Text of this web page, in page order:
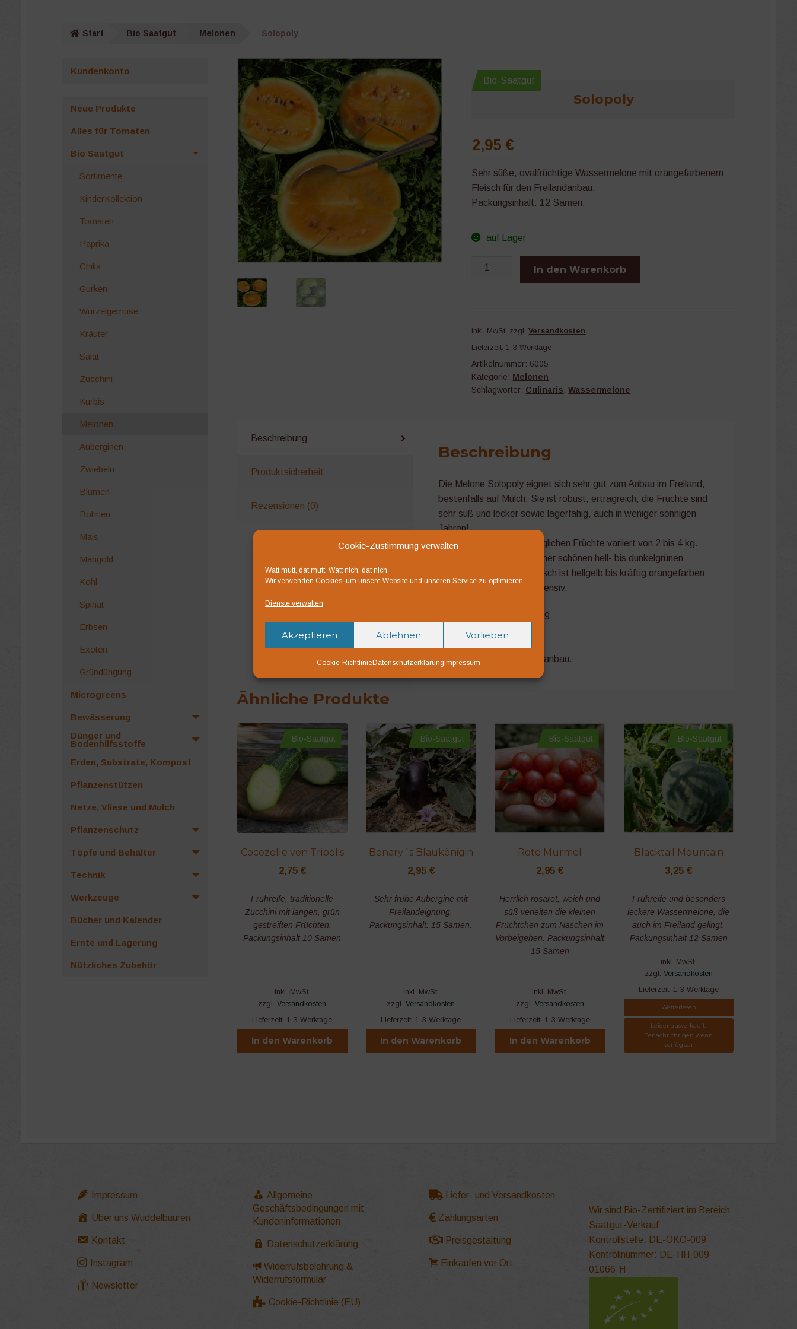
Cookie-Zustimmung verwalten
Watt mutt, dat mutt. Watt nich, dat nich.
Wir verwenden Cookies, um unsere Website und unseren Service zu optimieren.
Dienste verwalten
Akzeptieren Ablehnen Vorlieben
Cookie-RichtlinieDatenschutzerklärung Impressum
Start Bio Saatgut Melonen Solopoly
Bio-Saatgut
Solopoly
2,95€
Sehr süße, ovalfrüchtige Wassermelone mit orangefarbenem
Fleisch für den Freilandanbau.
Packungsinhalt: 12 Samen.
auf Lager
Solopoly
In den Warenkorb
inkl. MwSt. zzgl.Versandkosten
Lieferzeit: 1-3 Werktage
Artikelnummer: 6005
Kategorie: Melonen
Schlagwörter: Culinaris,Wassermelone
Beschreibung
Produktsicherheit
Rezensionen (0)
Beschreibung
Die Melone Solopoly eignet sich sehr gut zum Anbau im Freiland,
bestenfalls auf Mulch. Sie ist robust, ertragreich, die Früchte sind
sehr süß und lecker sowie lagerfähig, auch in weniger sonnigen
Jahren!
Das Gewicht der oval länglichen Früchte variiert von 2 bis 4 kg.
Die Schale ist glatt mit einer schönen hell- bis dunkelgrünen
Maserung. Das Fruchtfleisch ist hellgelb bis kräftig orangefarben
und duftet bei Vollreife intensiv.
Bio-Saatgut DE-ÖKO-039
Deutsche Landwirtschaft
Saatgut für den Versuchsanbau.
Ähnliche Produkte
Bio-Saatgut
Cocozelle von Tripolis
2,75 €
Frühreife, traditionelle
Zucchini mit langen, grün
gestreiften Früchten.
Packungsinhalt 10 Samen
inkl. MwSt.
zzgl.Versandkosten
Lieferzeit: 1-3 Werktage
In den Warenkorb
Bio-Saatgut
Benary´s Blaukönigin
2,95 €
Sehr frühe Aubergine mit
Freilandeignung.
Packungsinhalt: 15 Samen.
inkl. MwSt.
zzgl.Versandkosten
Lieferzeit: 1-3 Werktage
In den Warenkorb
Bio-Saatgut
Rote Murmel
2,95€
Herrlich rosarot, weich und
süß verleiten die kleinen
Früchtchen zum Naschen im
Vorbeigehen. Packungsinhalt
15 Samen
inkl. MwSt.
zzgl. Versandkosten
Lieferzeit: 1-3 Werktage
In den Warenkorb
Bio-Saatgut
Blacktail Mountain
3,25€
Frühreife und besonders
leckere Wassermelone, die
auch im Freiland gelingt.
Packungsinhalt 12 Samen
inkl. MwSt.
zzgl. Versandkosten
Lieferzeit: 1-3 Werktage
Weiterlesen
Leider ausverkauft.
Benachrichtigen wenn
verfügbar
Kundenkonto
Neue Produkte
Alles für Tomaten
Bio Saatgut
Sortimente
KinderKollektion
Tomaten
Paprika
Chilis
Gurken
Wurzelgemüse
Kräuter
Salat
Zucchini
Kürbis
Melonen
Auberginen
Zwiebeln
Blumen
Bohnen
Mais
Mangold
Kohl
Spinat
Erbsen
Exoten
Gründüngung
Microgreens
Bewässerung
Dünger und
Bodenhilfsstoffe
Erden, Substrate, Kompost
Pflanzenstützen
Netze, Vliese und Mulch
Pflanzenschutz
Töpfe und Behälter
Technik
Werkzeuge
Bücher und Kalender
Ernte und Lagerung
Nützliches Zubehör
Impressum
Über uns Wuddelbuuren
Kontakt
Instagram
Newsletter
Allgemeine
Geschäftsbedingungen mit
Kundeninformationen
Datenschutzerklärung
Widerrufsbelehrung &
Widerrufsformular
Cookie-Richtlinie (EU)
Liefer- und Versandkosten
Zahlungsarten
Preisgestaltung
Einkaufen vor Ort
Wir sind Bio-Zertifiziert im Bereich
Saatgut-Verkauf
Kontrollstelle: DE-ÖKO-009
Kontrollnummer: DE-HH-009-
01066-H